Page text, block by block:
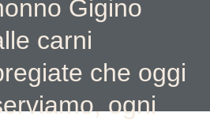
Gigino
carni
che oggi
ogni